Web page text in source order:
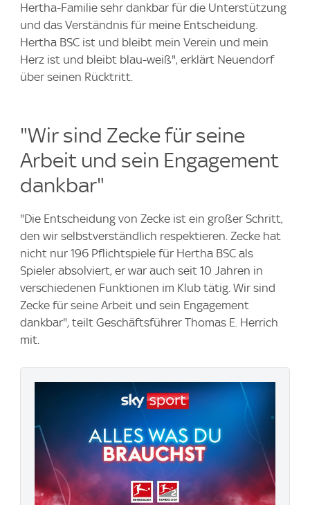
Hertha-Familie sehr dankbar für die Unterstützung
und das Verständnis für meine Entscheidung.
Hertha BSC ist und bleibt mein Verein und mein
Herz ist und bleibt blau-weiß", erklärt Neuendorf
über seinen Rücktritt.
"Wir sind Zecke für seine
Arbeit und sein Engagement
dankbar"
"Die Entscheidung von Zecke ist ein großer Schritt,
den wir selbstverständlich respektieren. Zecke hat
nicht nur 196 Pflichtspiele für Hertha BSC als
Spieler absolviert, er war auch seit 10 Jahren in
verschiedenen Funktionen im Klub tätig. Wir sind
Zecke für seine Arbeit und sein Engagement
dankbar", teilt Geschäftsführer Thomas E. Herrich
mit.